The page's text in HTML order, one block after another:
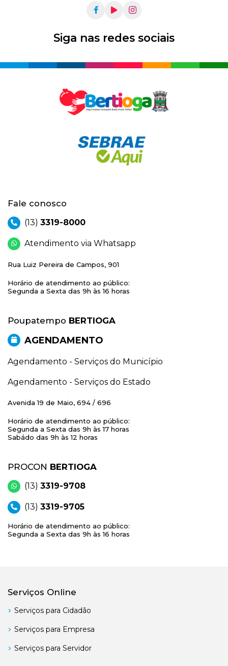
Siga nas redes sociais
Fale conosco
(13) 3319-8000
Atendimento via Whatsapp
Rua Luiz Pereira de Campos, 901
Horário de atendimento ao público:
Segunda a Sexta das 9h às 16 horas
Poupatempo BERTIOGA
AGENDAMENTO
Agendamento - Serviços do Município
Agendamento - Serviços do Estado
Avenida 19 de Maio, 694 / 696
Horário de atendimento ao público:
Segunda a Sexta das 9h às 17 horas
Sabádo das 9h às 12 horas
PROCON BERTIOGA
(13) 3319-9708
(13) 3319-9705
Horário de atendimento ao público:
Segunda a Sexta das 9h às 16 horas
Serviços Online
Serviços para Cidadão
Serviços para Empresa
Serviços para Servidor